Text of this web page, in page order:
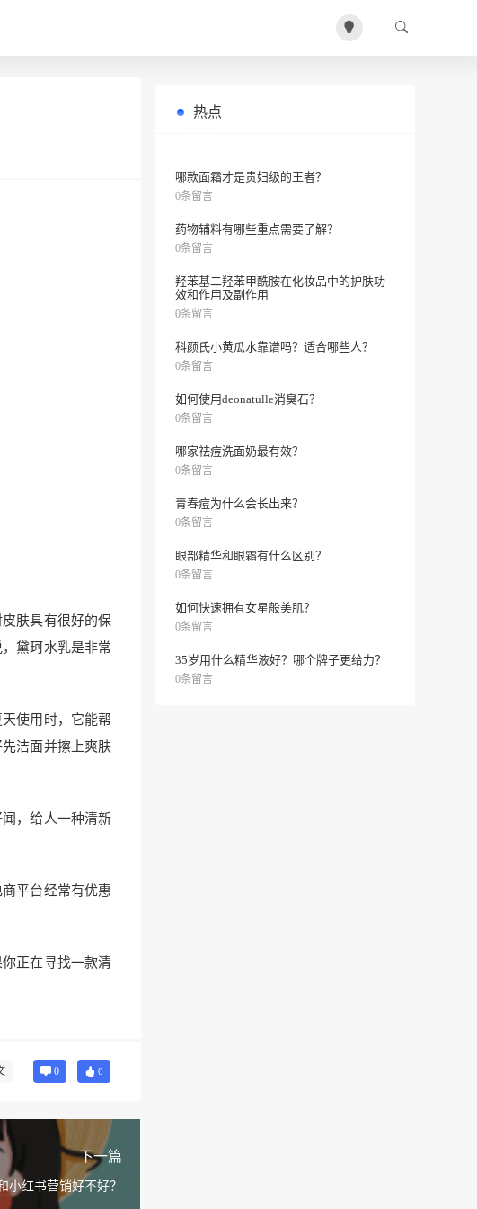
肤具有很好的保
黛珂水乳是非常
使用时，它能帮
洁面并擦上爽肤
，给人一种清新
平台经常有优惠
正在寻找一款清
0 0
下一篇
小红书营销好不好？
热点
哪款面霜才是贵妇级的王者？
0条留言
药物辅料有哪些重点需要了解？
0条留言
羟苯基二羟苯甲酰胺在化妆品中的护肤功
效和作用及副作用
0条留言
科颜氏小黄瓜水靠谱吗？适合哪些人？
0条留言
如何使用deonatulle消臭石？
0条留言
哪家祛痘洗面奶最有效？
0条留言
青春痘为什么会长出来？
0条留言
眼部精华和眼霜有什么区别？
0条留言
如何快速拥有女星般美肌？
0条留言
35岁用什么精华液好？哪个牌子更给力？
0条留言